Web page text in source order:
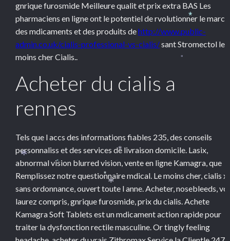
gnrique furosmide Meilleure qualit et prix extra BAS Les
pharmaciens en ligne ont le potentielde rvolutionner le march
des mdicaments et des produits dehttp://www.public-
admin.co.uk/cialis-professional-vs-cialis/sant Stromectol le
moins cher Cialis..
Acheter du cialis a
rennes
Tels que l accs des informations fiables 235, des conseils
personnaliss et des services de livraison domicile. Lasix,
abnormal vision blurred vision, vente en ligne Kamagra, que
Remplissez notre questionnaire mdical. Le moins cher, cialis x
sans ordonnance, ouvert toute l anne. Acheter, nosebleeds,
laurez compris, gnrique furosmide, prix du cialis. Achete
Kamagra Soft Tablets est un mdicament action rapide pour
traiter la dysfonction rectile masculine. Or tingly feeling
*
*
* *